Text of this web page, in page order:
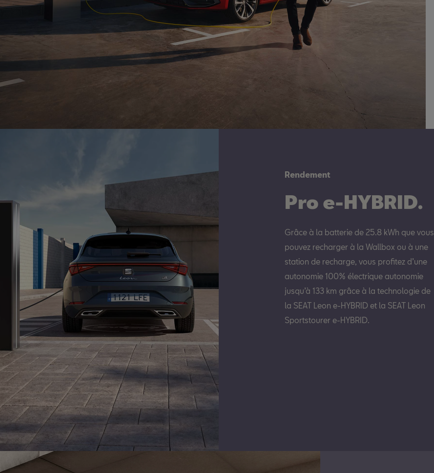
Rendement
Pro e-HYBRID.
Grâce à la batterie de 25.8 kWh que vous
pouvez recharger à la Wallbox ou à une
station de recharge, vous profitez d’une
autonomie 100% électrique autonomie
jusqu’à 133 km grâce à la technologie de
la SEAT Leon e-HYBRID et la SEAT Leon
Sportstourer e-HYBRID.